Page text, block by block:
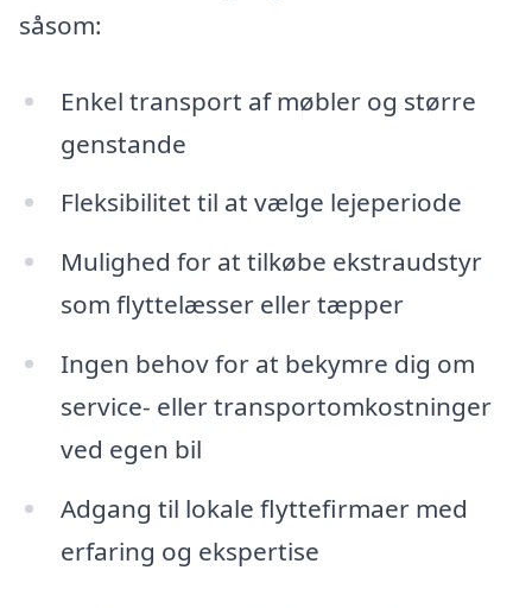
såsom:
Enkel transport af møbler og større
genstande
Fleksibilitet til at vælge lejeperiode
Mulighed for at tilkøbe ekstraudstyr
som flyttelæsser eller tæpper
Ingen behov for at bekymre dig om
service- eller transportomkostninger
ved egen bil
Adgang til lokale flyttefirmaer med
erfaring og ekspertise